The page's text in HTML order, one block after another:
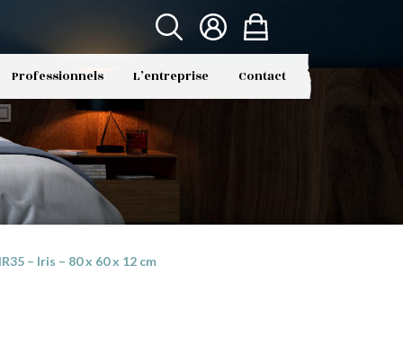
Professionnels L’entreprise Contact
– Iris – 80 x 60 x 12 cm